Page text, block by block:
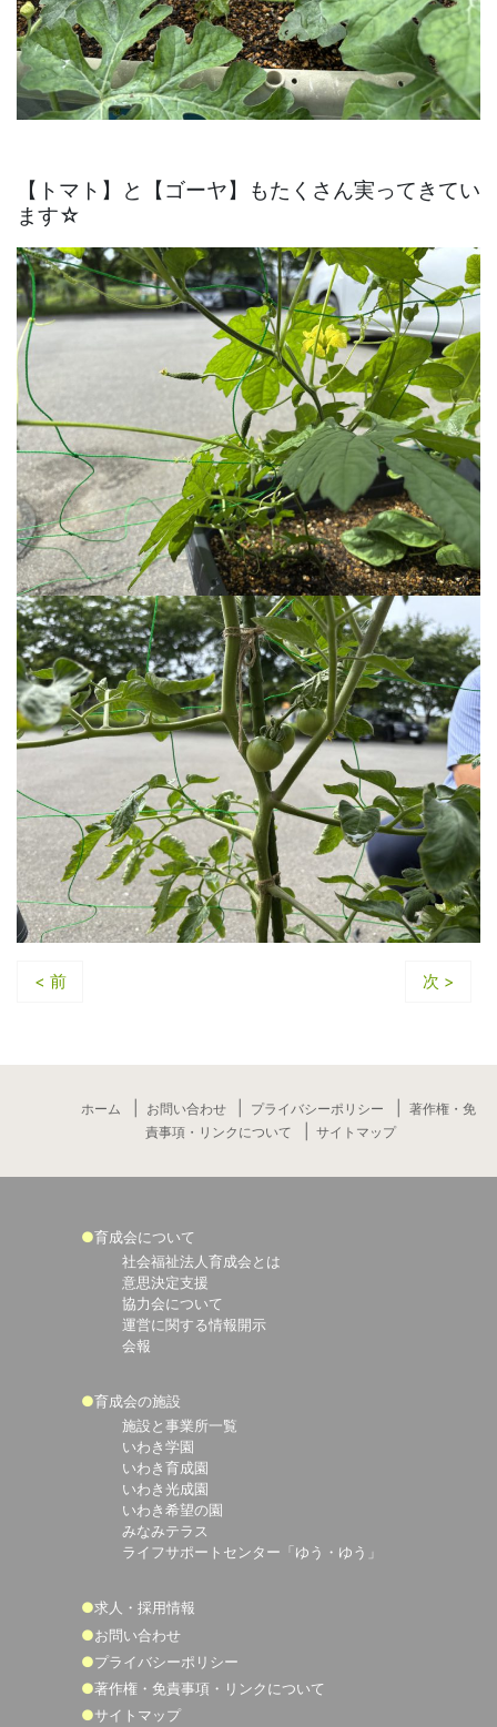
【トマト】と【ゴーヤ】もたくさん実ってきてい
ます☆
< 前 次 >
ホーム お問い合わせ プライバシーポリシー
著作権・免
責事項・リンクについて
サイトマップ
育成会について
社会福祉法人育成会とは
意思決定支援
協力会について
運営に関する情報開示
会報
育成会の施設
施設と事業所一覧
いわき学園
いわき育成園
いわき光成園
いわき希望の園
みなみテラス
ライフサポートセンター「ゆう・ゆう」
求人・採用情報
お問い合わせ
プライバシーポリシー
著作権・免責事項・リンクについて
サイトマップ